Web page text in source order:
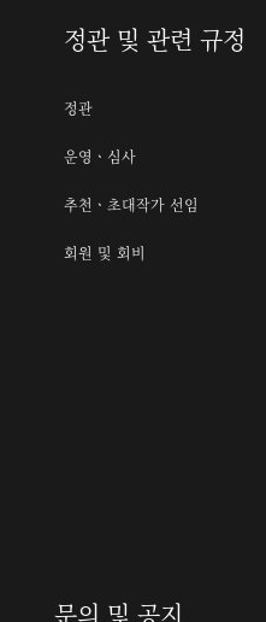
정관 및 관련 규정
정관
운영ㆍ심사
추천ㆍ초대작가 선임
회원 및 회비
문의 및 공지